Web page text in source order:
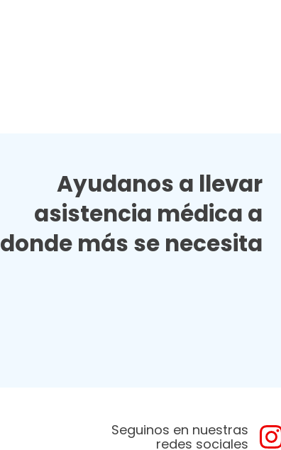
Ayudanos a llevar
asistencia médica a
donde más se necesita
Seguinos en nuestras
redes sociales